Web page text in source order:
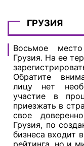
ГРУЗИЯ
Восьмое
Грузия. На ее
Обратите
лицу нет
участие в
приезжать в
свое
Грузия, по
бизнеса входит
рейтинга, но и